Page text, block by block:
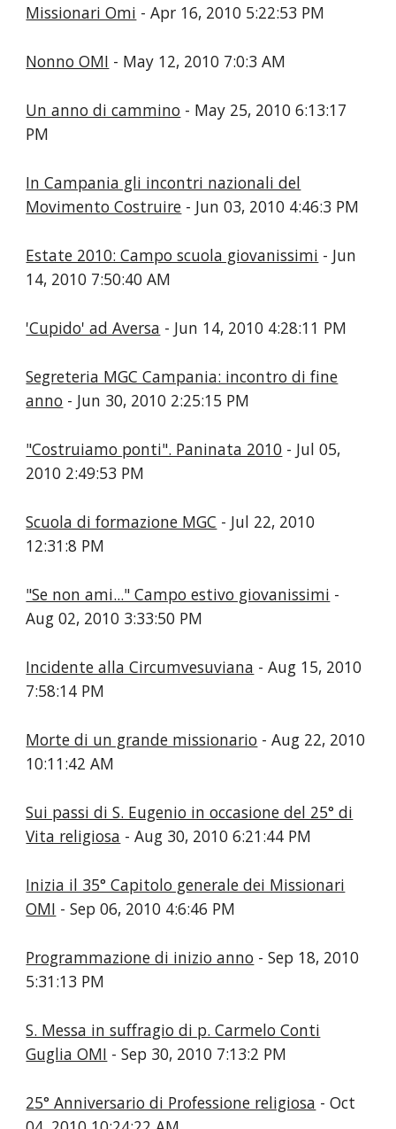
Missionari Omi - Apr 16, 2010 5:22:53 PM
Nonno OMI - May 12, 2010 7:0:3 AM
Un anno di cammino - May 25, 2010 6:13:17
PM
In Campania gli incontri nazionali del
Movimento Costruire - Jun 03, 2010 4:46:3 PM
Estate 2010: Campo scuola giovanissimi - Jun
14, 2010 7:50:40 AM
'Cupido' ad Aversa - Jun 14, 2010 4:28:11 PM
Segreteria MGC Campania: incontro di fine
anno - Jun 30, 2010 2:25:15 PM
"Costruiamo ponti". Paninata 2010 - Jul 05,
2010 2:49:53 PM
Scuola di formazione MGC - Jul 22, 2010
12:31:8 PM
"Se non ami..." Campo estivo giovanissimi -
Aug 02, 2010 3:33:50 PM
Incidente alla Circumvesuviana - Aug 15, 2010
7:58:14 PM
Morte di un grande missionario - Aug 22, 2010
10:11:42 AM
Sui passi di S. Eugenio in occasione del 25° di
Vita religiosa - Aug 30, 2010 6:21:44 PM
Inizia il 35° Capitolo generale dei Missionari
OMI - Sep 06, 2010 4:6:46 PM
Programmazione di inizio anno - Sep 18, 2010
5:31:13 PM
S. Messa in suffragio di p. Carmelo Conti
Guglia OMI - Sep 30, 2010 7:13:2 PM
25° Anniversario di Professione religiosa - Oct